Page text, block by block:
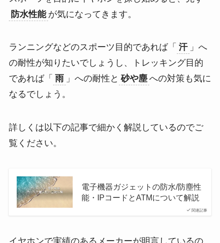
防水性能 が気になってきます。
ランニングなどのスポーツ目的であれば「 汗 」へ
の耐性が知りたいでしょうし、トレッキング目的
であれば「 雨 」への耐性と 砂や塵 への対策も気に
なるでしょう。
詳しくは以下の記事で細かく解説しているのでご
覧ください。
関連記事
電子機器ガジェットの防水/防塵性
能・IPコードとATMについて解説